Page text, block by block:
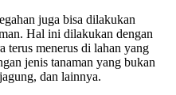
juga bisa dilakukan
Hal ini dilakukan dengan
terus menerus di lahan yang
jenis tanaman yang bukan
dan lainnya.